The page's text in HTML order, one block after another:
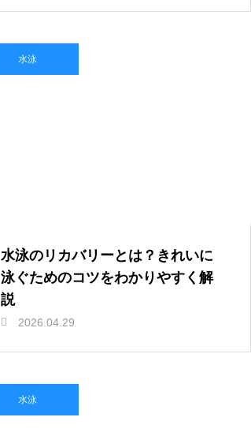
水泳
水泳のリカバリーとは？きれいに
泳ぐためのコツをわかりやすく解
説
2026.04.29
水泳